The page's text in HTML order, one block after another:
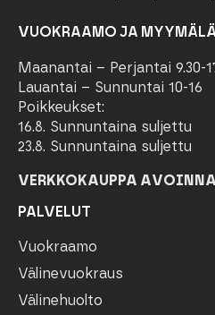
VUOKRAAMO JA
Maanantai – Perjantai 9.30-
Lauantai – Sunnuntai 10-16
Poikkeukset:
16.8. Sunnuntaina suljettu
23.8. Sunnuntaina suljettu
VERKKOKAUPPA
PALVELUT
Vuokraamo
Välinevuokraus
Välinehuolto